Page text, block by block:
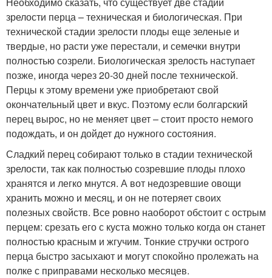
зрелости перца – техническая и биологическая. При
технической стадии зрелости плоды еще зеленые и
твердые, но расти уже перестали, и семечки внутри
полностью созрели. Биологическая зрелость наступает
позже, иногда через 20-30 дней после технической.
Перцы к этому времени уже приобретают свой
окончательный цвет и вкус. Поэтому если болгарский
перец вырос, но не меняет цвет – стоит просто немого
подождать, и он дойдет до нужного состояния.
Сладкий перец собирают только в стадии технической
зрелости, так как полностью созревшие плоды плохо
хранятся и легко мнутся. А вот недозревшие овощи
хранить можно и месяц, и он не потеряет своих
полезных свойств. Все ровно наоборот обстоит с острым
перцем: срезать его с куста можно только когда он станет
полностью красным и жгучим. Тонкие стручки острого
перца быстро засыхают и могут спокойно пролежать на
полке с приправами несколько месяцев.